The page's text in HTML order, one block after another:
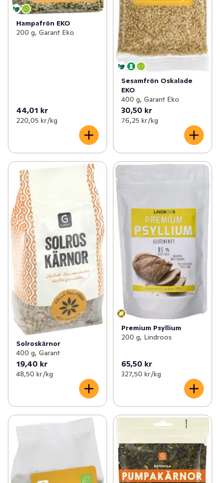
Hampafrön EKO
200 g, Garant Eko
44,01 kr
220,05 kr /kg
Sesamfrön Oskalade
EKO
400 g, Garant Eko
30,50 kr
76,25 kr /kg
Solroskärnor
400 g, Garant
19,40 kr
48,50 kr /kg
Premium Psyllium
200 g, Lindroos
65,50 kr
327,50 kr /kg